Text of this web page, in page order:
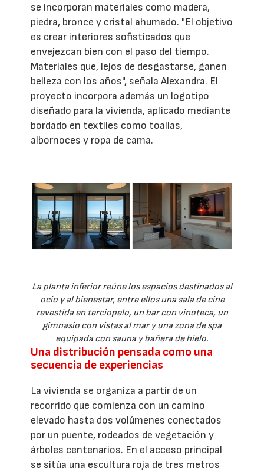
se incorporan materiales como madera,
piedra, bronce y cristal ahumado. "El objetivo
es crear interiores sofisticados que
envejezcan bien con el paso del tiempo.
Materiales que, lejos de desgastarse, ganen
belleza con los años", señala Alexandra. El
proyecto incorpora además un logotipo
diseñado para la vivienda, aplicado mediante
bordado en textiles como toallas,
albornoces y ropa de cama.
La planta inferior reúne los espacios destinados al
ocio y al bienestar, entre ellos una sala de cine
revestida en terciopelo, un bar con vinoteca, un
gimnasio con vistas al mar y una zona de spa
equipada con sauna y bañera de hielo.
Una distribución pensada como una
secuencia de experiencias
La vivienda se organiza a partir de un
recorrido que comienza con un camino
elevado hasta dos volúmenes conectados
por un puente, rodeados de vegetación y
árboles centenarios. En el acceso principal
se sitúa una escultura roja de tres metros